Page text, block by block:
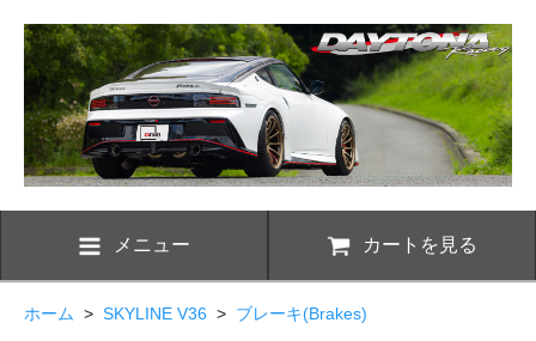
メニュー カートを見る
ホーム > SKYLINE V36 > ブレーキ(Brakes)